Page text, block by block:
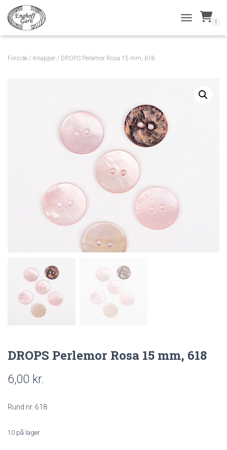
TOGGLE 0
Forside / Knapper / DROPS Perlemor Rosa 15 mm, 618
DROPS Perlemor Rosa 15 mm, 618
6,00 kr.
Rund nr. 618
10 på lager